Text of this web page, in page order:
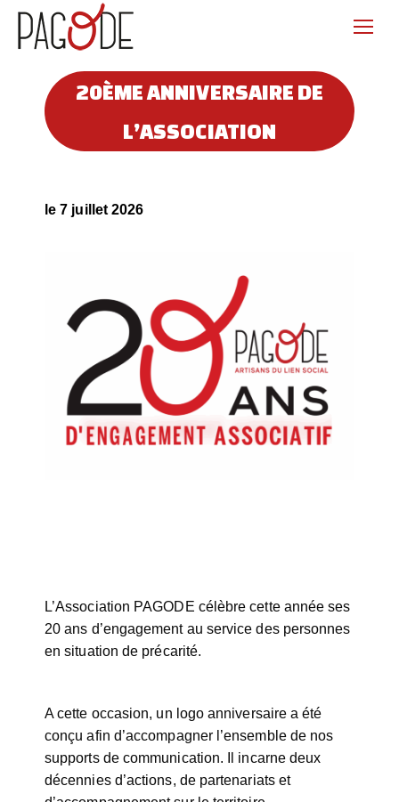
20ÈME ANNIVERSAIRE DE
L’ASSOCIATION
le 7 juillet 2026
L’Association PAGODE célèbre cette année ses
20 ans d’engagement au service des personnes
en situation de précarité.
A cette occasion, un logo anniversaire a été
conçu afin d’accompagner l’ensemble de nos
supports de communication. Il incarne deux
décennies d’actions, de partenariats et